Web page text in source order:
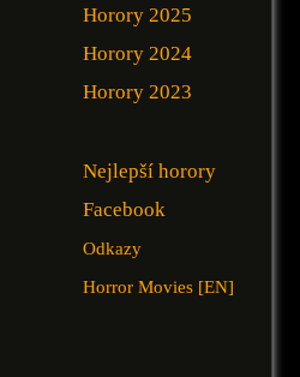
Horory 2025
Horory 2024
Horory 2023
Nejlepší horory
Facebook
Odkazy
Horror Movies [EN]